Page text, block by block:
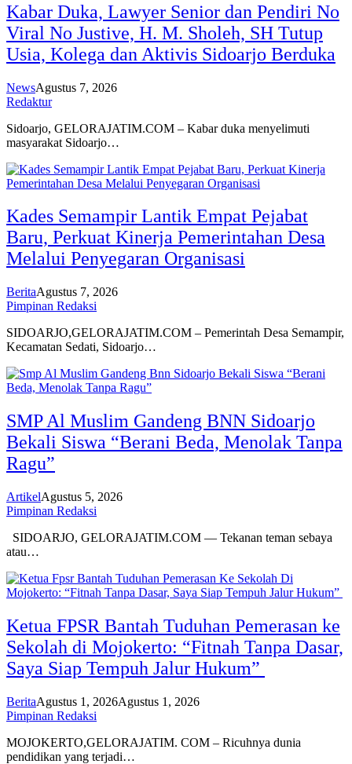
Kabar Duka, Lawyer Senior dan Pendiri No
Viral No Justive, H. M. Sholeh, SH Tutup
Usia, Kolega dan Aktivis Sidoarjo Berduka
NewsAgustus 7, 2026
Redaktur
Sidoarjo, GELORAJATIM.COM – Kabar duka menyelimuti
masyarakat Sidoarjo…
Kades Semampir Lantik Empat Pejabat
Baru, Perkuat Kinerja Pemerintahan Desa
Melalui Penyegaran Organisasi
BeritaAgustus 7, 2026
Pimpinan Redaksi
SIDOARJO,GELORAJATIM.COM – Pemerintah Desa Semampir,
Kecamatan Sedati, Sidoarjo…
SMP Al Muslim Gandeng BNN Sidoarjo
Bekali Siswa “Berani Beda, Menolak Tanpa
Ragu”
ArtikelAgustus 5, 2026
Pimpinan Redaksi
SIDOARJO, GELORAJATIM.COM — Tekanan teman sebaya
atau…
Ketua FPSR Bantah Tuduhan Pemerasan ke
Sekolah di Mojokerto: “Fitnah Tanpa Dasar,
Saya Siap Tempuh Jalur Hukum”
BeritaAgustus 1, 2026Agustus 1, 2026
Pimpinan Redaksi
MOJOKERTO,GELORAJATIM. COM – Ricuhnya dunia
pendidikan yang terjadi…